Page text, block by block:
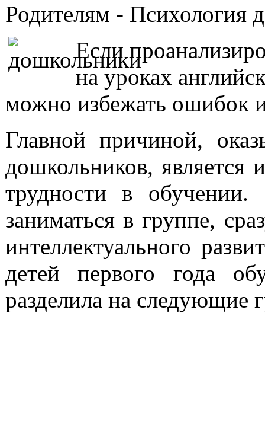
Родителям - Психология
Если
на уроках
можно избежать ошибок
Главной причиной,
дошкольников, является
трудности в
заниматься в группе,
интеллектуального
детей первого года
разделила на следующие